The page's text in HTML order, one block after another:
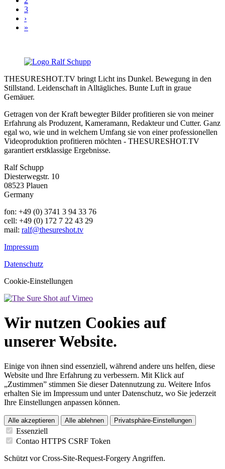
3
›
»
THESURESHOT.TV bringt Licht ins Dunkel. Bewegung in den
Stillstand. Leidenschaft in Alltägliches. Bunte Luft in graue
Gemäuer.
Getragen von der Kraft bewegter Bilder profitieren sie von meiner
Erfahrung als Produzent, Kameramann, Redakteur und Cutter. Ganz
egal wo, wie und in welchem Umfang sie von einer professionellen
Videoproduktion profitieren möchten - THESURESHOT.TV
garantiert erstklassige Ergebnisse.
Ralf Schupp
Diesterwegstr. 10
08523 Plauen
Germany
fon: +49 (0) 3741 3 94 33 76
cell: +49 (0) 172 7 22 43 29
mail: ralf@thesureshot.tv
Impressum
Datenschutz
Cookie-Einstellungen
Wir nutzen Cookies auf
unserer Website.
Einige von ihnen sind essenziell, während andere uns helfen, diese
Website und Ihre Erfahrung zu verbessern. Mit Klick auf
„Zustimmen” stimmen Sie dieser Datennutzung zu. Weitere Infos
erhalten Sie im Impressum und unter Datenschutz, wo Sie jederzeit
Ihre Einstellungen anpassen können.
Alle akzeptieren Alle ablehnen Privatsphäre-Einstellungen
Essenziell
Contao HTTPS CSRF Token
Schützt vor Cross-Site-Request-Forgery Angriffen.